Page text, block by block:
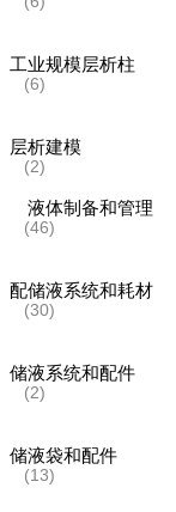
工业规模层析柱
(6)
层析建模
(2)
液体制备和管理
(46)
配储液系统和耗材
(30)
储液系统和配件
(2)
储液袋和配件
(13)